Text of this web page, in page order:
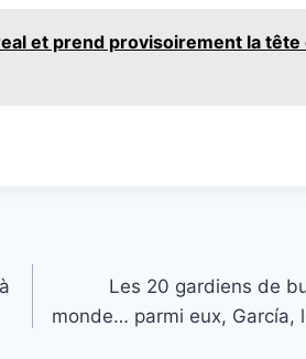
et prend provisoirement la tête
Les 20 gardiens de
monde… parmi eux, García,